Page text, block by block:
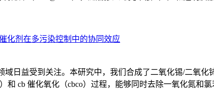
化剂在多污染控制中的协同效应
日益受到关注。本研究中，我们合成了二氧化锡/二氧化
和 cb 催化氧化（cbco）过程，能够同时去除一氧化氮和